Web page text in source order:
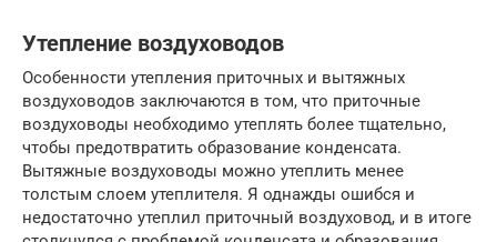
Утепление воздуховодов
Особенности утепления приточных и вытяжных
воздуховодов заключаются в том, что приточные
воздуховоды необходимо утеплять более тщательно,
чтобы предотвратить образование конденсата.
Вытяжные воздуховоды можно утеплить менее
толстым слоем утеплителя. Я однажды ошибся и
недостаточно утеплил приточный воздуховод, и в итоге